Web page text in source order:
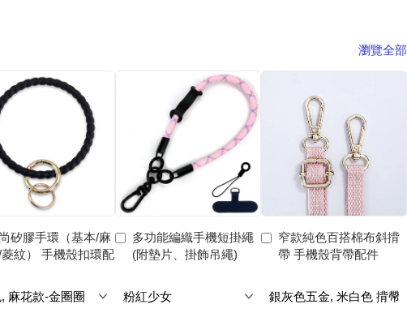
瀏覽全部
矽膠手環（基本/麻
紋） 手機殼扣環配
多功能編織手機短掛繩
(附墊片、掛飾吊繩)
窄款純色百搭棉布斜揹
帶 手機殼背帶配件